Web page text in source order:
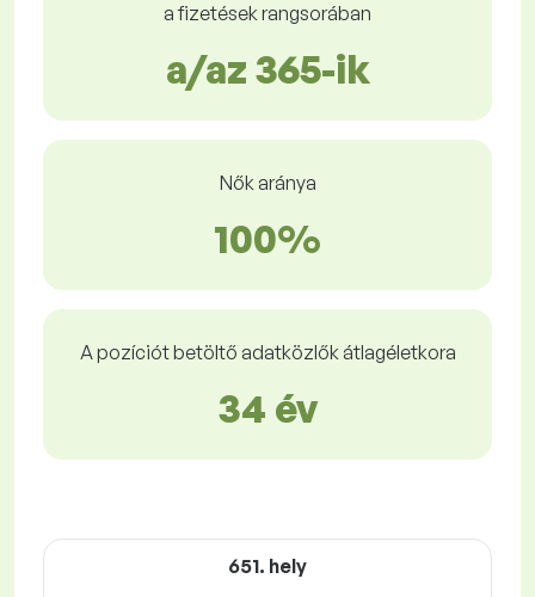
a fizetések rangsorában
a/az 365-ik
Nők aránya
100%
A pozíciót betöltő adatközlők átlagéletkora
34 év
651. hely